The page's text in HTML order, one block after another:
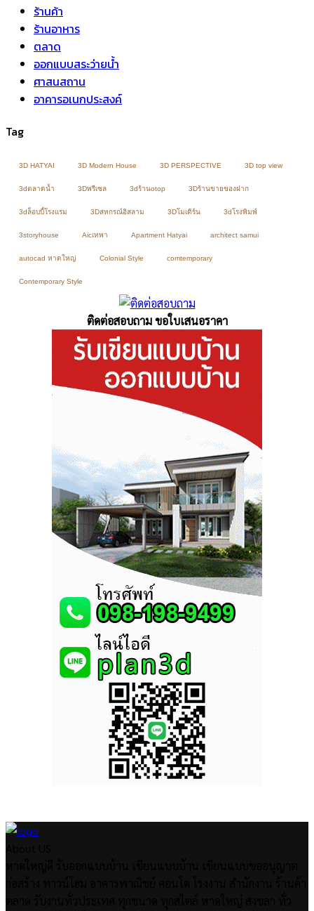
ร้านค้า
ร้านอาหาร
ตลาด
ออกแบบสระว่ายน้ำ
ศาสนสถาน
อาคารอเนกประสงค์
Tag
3D HATYAI 3D Modern House 3D PERSPECTIVE 3D top view
3dตลาดน้ำ 3Dพรีเซล 3dร้านotop 3Dร้านขายของฝาก
3dล็อบบี้โรงแรม 3Dสหกรณ์อิสลาม 3Dโมเดิร์น 3dโรงพิมพ์
3storyhouse Aicเทพา Apartment Hatyai architect samui
autocad หาดใหญ่ Colonial Style comtemporary
Contemporary Style
ติดต่อสอบถาม ขอใบเสนอราคา